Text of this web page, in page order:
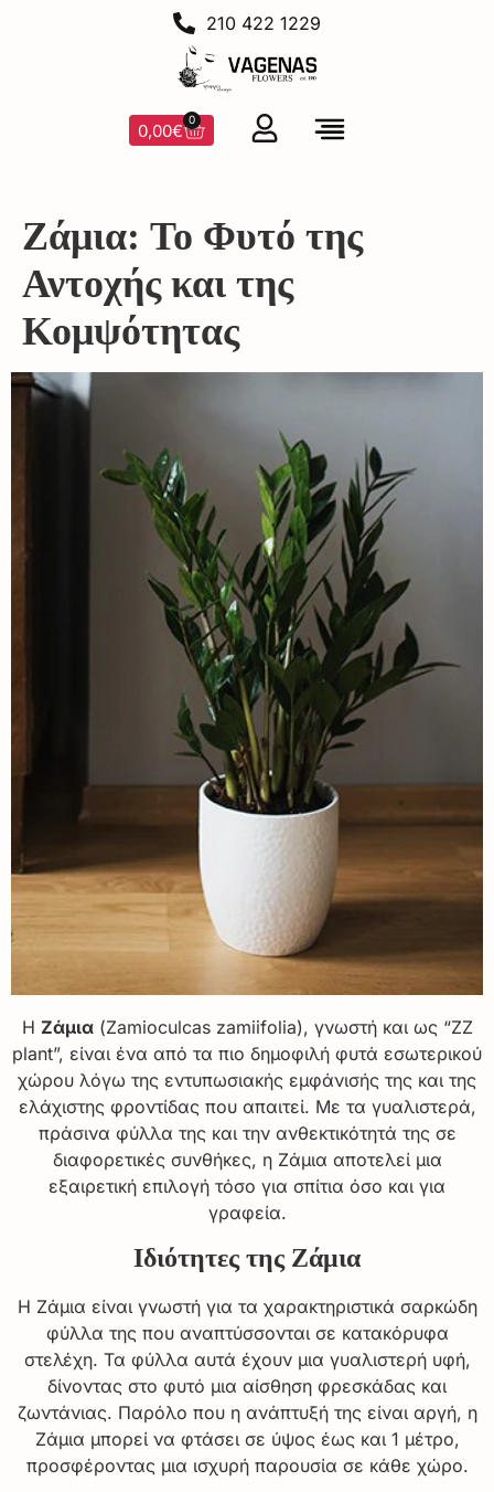
210 422 1229
0,00€
0
Ζάμια: Το Φυτό της
Αντοχής και της
Κομψότητας
Η Ζάμια(Zamioculcas zamiifolia), γνωστή και ως “ZZ
plant”, είναι ένα από τα πιο δημοφιλή φυτά εσωτερικού
χώρου λόγω της εντυπωσιακής εμφάνισής της και της
ελάχιστης φροντίδας που απαιτεί. Με τα γυαλιστερά,
πράσινα φύλλα της και την ανθεκτικότητά της σε
διαφορετικές συνθήκες, η Ζάμια αποτελεί μια
εξαιρετική επιλογή τόσο για σπίτια όσο και για
γραφεία.
Ιδιότητες της Ζάμια
Η Ζάμια είναι γνωστή για τα χαρακτηριστικά σαρκώδη
φύλλα της που αναπτύσσονται σε κατακόρυφα
στελέχη. Τα φύλλα αυτά έχουν μια γυαλιστερή υφή,
δίνοντας στο φυτό μια αίσθηση φρεσκάδας και
ζωντάνιας. Παρόλο που η ανάπτυξή της είναι αργή, η
Ζάμια μπορεί να φτάσει σε ύψος έως και 1 μέτρο,
προσφέροντας μια ισχυρή παρουσία σε κάθε χώρο.